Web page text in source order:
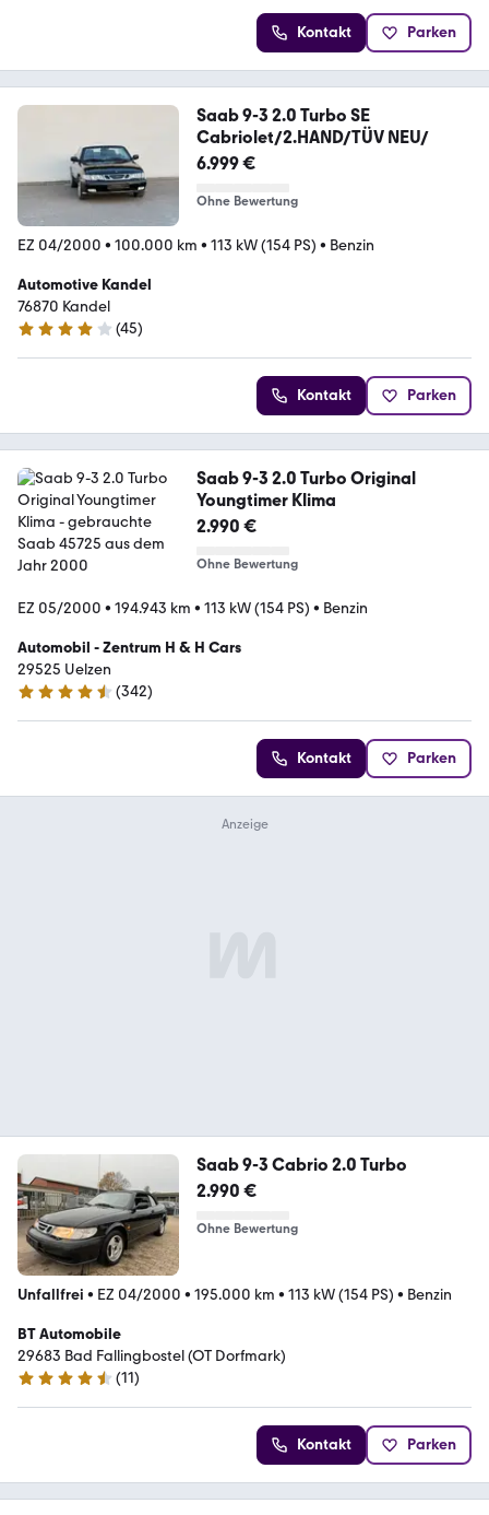
Kontakt Parken
Saab 9-3 2.0 Turbo SE
Cabriolet/2.HAND/TÜV NEU/
6.999 €
Ohne Bewertung
EZ 04/2000 • 100.000 km • 113 kW (154 PS) • Benzin
Automotive Kandel
76870 Kandel
4.1 Sterne
(45)
Kontakt Parken
Saab 9-3 2.0 Turbo Original
Youngtimer Klima
2.990 €
Ohne Bewertung
EZ 05/2000 • 194.943 km • 113 kW (154 PS) • Benzin
Automobil - Zentrum H & H Cars
29525 Uelzen
4.7 Sterne
(342)
Kontakt Parken
Saab 9-3 Cabrio 2.0 Turbo
2.990 €
Ohne Bewertung
Unfallfrei • EZ 04/2000 • 195.000 km • 113 kW (154 PS) • Benzin
BT Automobile
29683 Bad Fallingbostel (OT Dorfmark)
4.5 Sterne
(11)
Kontakt Parken